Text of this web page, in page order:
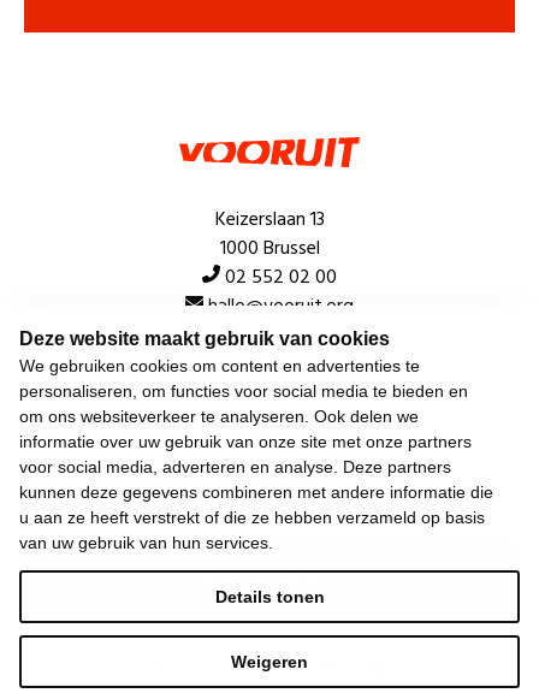
Deze website maakt gebruik van cookies
We gebruiken cookies om content en advertenties te
personaliseren, om functies voor social media te bieden en
om ons websiteverkeer te analyseren. Ook delen we
informatie over uw gebruik van onze site met onze partners
voor social media, adverteren en analyse. Deze partners
kunnen deze gegevens combineren met andere informatie die
u aan ze heeft verstrekt of die ze hebben verzameld op basis
van uw gebruik van hun services.
Weigeren
Details tonen
Keizerslaan 13
1000 Brussel
02 552 02 00
hallo@vooruit.org
Snel
Over de beweging
Algemeen
Laatste nieuws